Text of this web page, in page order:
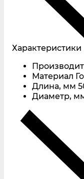
Характеристики
Материал
Длина, мм
Диаметр,